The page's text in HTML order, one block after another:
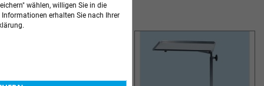
OP-AUSSTATTUNG
wählen, willigen Sie in die
erhalten Sie nach Ihrer